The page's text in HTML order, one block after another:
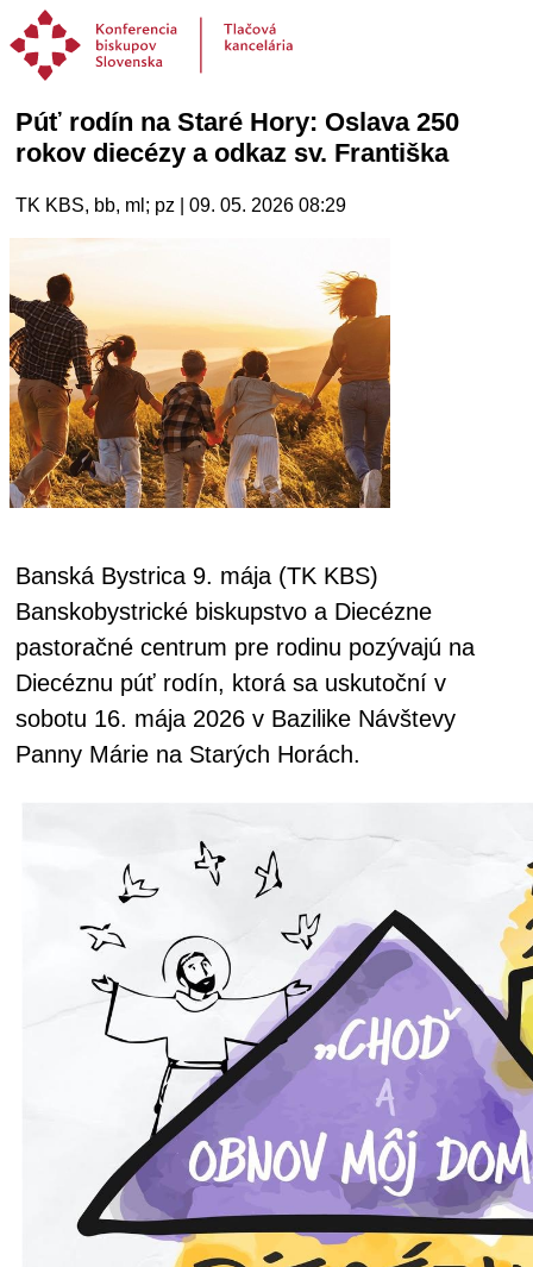
Púť rodín na Staré Hory: Oslava 250
rokov diecézy a odkaz sv. Františka
TK KBS, bb, ml; pz | 09. 05. 2026 08:29
Banská Bystrica 9. mája (TK KBS)
Banskobystrické biskupstvo a Diecézne
pastoračné centrum pre rodinu pozývajú na
Diecéznu púť rodín, ktorá sa uskutoční v
sobotu 16. mája 2026 v Bazilike Návštevy
Panny Márie na Starých Horách.